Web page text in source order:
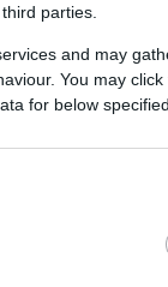
parties.
and may
You may
for below
στάση